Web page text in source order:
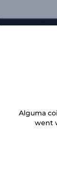
Alguma
went